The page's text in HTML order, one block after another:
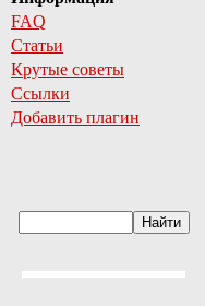
FAQ
Статьи
Крутые советы
Ссылки
Добавить плагин